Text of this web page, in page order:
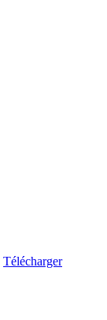
Télécharger